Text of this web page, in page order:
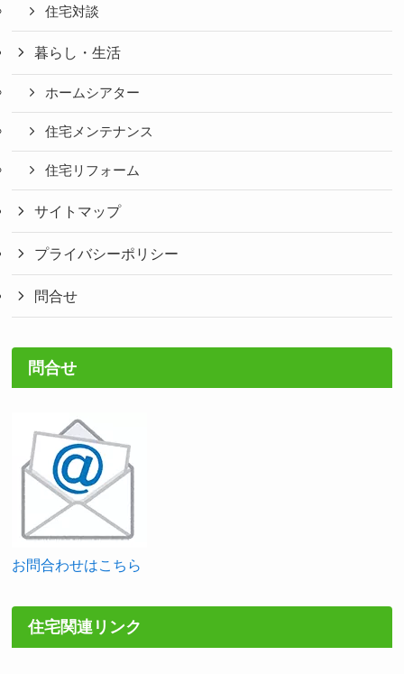
住宅対談
暮らし・生活
ホームシアター
住宅メンテナンス
住宅リフォーム
サイトマップ
プライバシーポリシー
問合せ
問合せ
お問合わせはこちら
住宅関連リンク